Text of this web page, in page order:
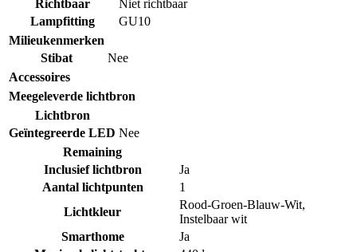
Richtbaar
Niet richtbaar
Lampfitting
GU10
Milieukenmerken
Stibat
Nee
Accessoires
Meegeleverde lichtbron
Lichtbron
Geïntegreerde LED Nee
Remaining
Inclusief lichtbron
Ja
Aantal lichtpunten
1
Lichtkleur
Rood-Groen-Blauw-Wit,
Instelbaar wit
Smarthome
Ja